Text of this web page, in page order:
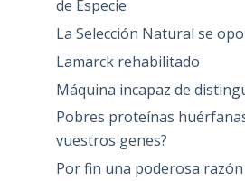
de Especie
La Selección Natural se
Lamarck rehabilitado
Máquina incapaz de
Pobres proteínas
vuestros genes?
Por fin una poderosa razón